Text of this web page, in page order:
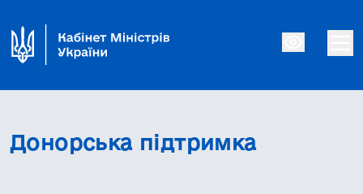
Донорська підтримка